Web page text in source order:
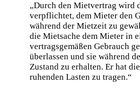
„Durch den Mietvertrag wird
verpflichtet, dem Mieter den
während der Mietzeit zu
die Mietsache dem Mieter in
vertragsgemäßen Gebrauch
überlassen und sie während
Zustand zu erhalten. Er hat
ruhenden Lasten zu tragen.“